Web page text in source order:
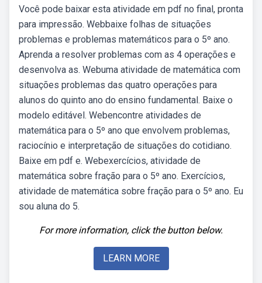
Você pode baixar esta atividade em pdf no final, pronta
para impressão. Webbaixe folhas de situações
problemas e problemas matemáticos para o 5º ano.
Aprenda a resolver problemas com as 4 operações e
desenvolva as. Webuma atividade de matemática com
situações problemas das quatro operações para
alunos do quinto ano do ensino fundamental. Baixe o
modelo editável. Webencontre atividades de
matemática para o 5º ano que envolvem problemas,
raciocínio e interpretação de situações do cotidiano.
Baixe em pdf e. Webexercícios, atividade de
matemática sobre fração para o 5º ano. Exercícios,
atividade de matemática sobre fração para o 5º ano. Eu
sou aluna do 5.
For more information, click the button below.
LEARN MORE